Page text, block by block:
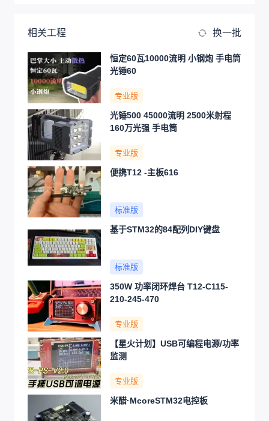
相关工程 换一批
恒定60瓦10000流明 小钢炮 手电筒
光锤60
专业版
光锤500 45000流明 2500米射程
160万光强 手电筒
专业版
便携T12 -主板616
标准版
基于STM32的84配列DIY键盘
标准版
350W 功率闭环焊台 T12-C115-
210-245-470
专业版
【星火计划】USB可编程电源/功率
监测
专业版
米醋·McoreSTM32电控板